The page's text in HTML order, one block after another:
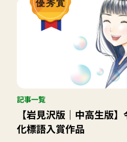
記事一覧
【岩見沢版｜中高生版
化標語入賞作品